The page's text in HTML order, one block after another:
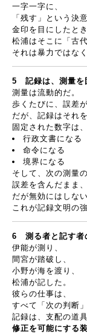
一字一字に、
「残す」という決
金印を目にしたとき
松浦はそこに「古
それは暴力ではなく
5 記録は、測量を
測量は流動的だ。
歩くたびに、誤差
だが、記録はそれ
固定された数字は、
行政文書になる
命令になる
境界になる
そして、次の測量
誤差を含んだまま、
だが無効にはしない
これが記録文明の
6 測る者と記す者
伊能が測り、
間宮が踏破し、
小野が海を渡り、
松浦が記した。
彼らの仕事は、
すべて「次の判断
記録は、支配の道
修正を可能にする